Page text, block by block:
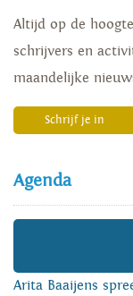
Altijd op de
schrijvers en
maandelijke
Schrijf je in
Agenda
Arita Baaijens